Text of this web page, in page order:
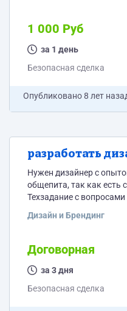
1 000 Руб
за 1 день
Безопасная сделка
Опубликовано8 лет
разработать
Нужен дизайнер с
общепита, так как есть
Техзадание с
сроки
Дизайн и Брендинг
Договорная
за 3 дня
Безопасная сделка